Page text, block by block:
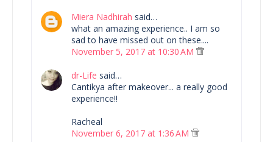
Miera Nadhirah said…
what an amazing experience.. I am so
sad to have missed out on these....
November 5, 2017 at 10:30 AM
dr-Life said…
Cantikya after makeover... a really good
experience!!
Racheal
November 6, 2017 at 1:36 AM